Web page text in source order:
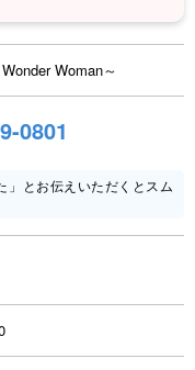
Woman～
0801
」とお伝えいただくとスム